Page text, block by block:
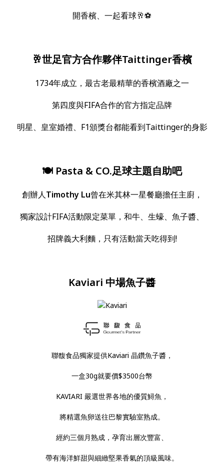
開香檳、一起看球🥂⚽️
🥂世足官方合作夥伴Taittinger香檳
1734年成立，最古老最精華的香檳酒廠之一
第四度與FIFA合作的官方指定品牌
明星、皇室婚禮、F1頒獎台都能看到Taittinger的身影
🍽️ Pasta & CO.足球主題自助吧
創辦人Timothy Lu曾在米其林一星餐廳擔任主廚，
獨家設計FIFA活動限定菜單，和牛、生蠔、魚子醬、
招牌義大利麵，只有活動當天吃得到!
Kaviari 中場魚子醬
聯馥食品獨家提供Kaviari 晶鑽魚子醬，
一盒30g就要價$3500台幣
KAVIARI 嚴選世界各地的優質鱘魚，
將精選魚卵送往巴黎實驗室熟成。
經約三個月熟成，孕育出層次豐富、
帶有海洋鮮甜與細緻堅果香氣的頂級風味。